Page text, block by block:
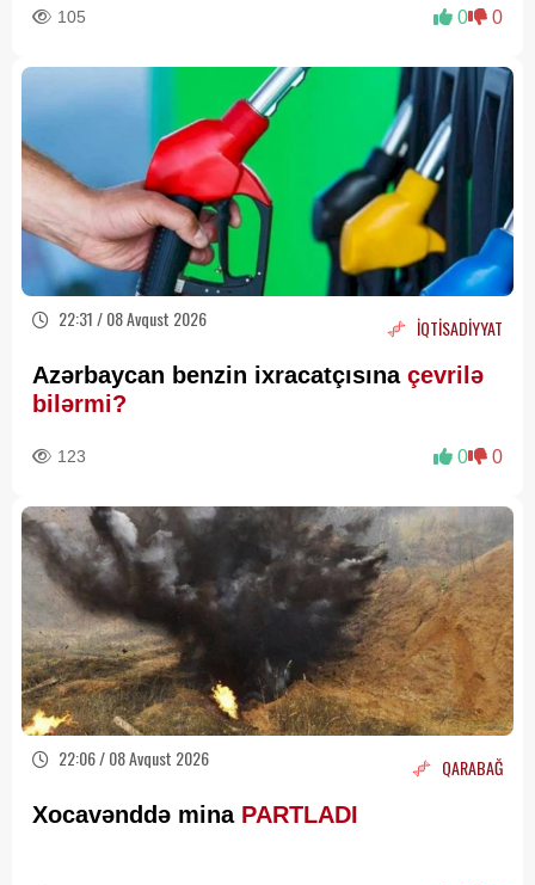
105 0 0
22:31 / 08 Avqust 2026 İQTİSADİYYAT
Azərbaycan benzin ixracatçısınaçevrilə
bilərmi?
123 0 0
22:06 / 08 Avqust 2026 QARABAĞ
Xocavənddə mina PARTLADI